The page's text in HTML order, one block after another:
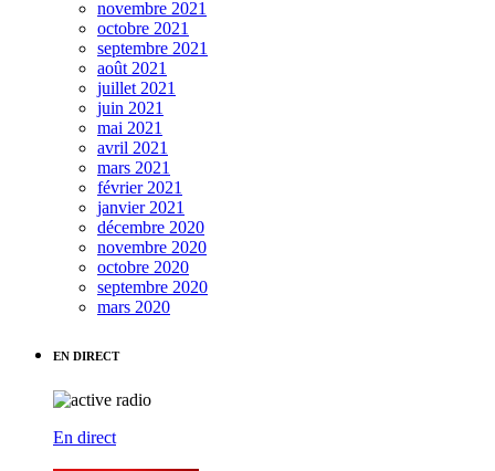
novembre 2021
octobre 2021
septembre 2021
août 2021
juillet 2021
juin 2021
mai 2021
avril 2021
mars 2021
février 2021
janvier 2021
décembre 2020
novembre 2020
octobre 2020
septembre 2020
mars 2020
EN DIRECT
En direct